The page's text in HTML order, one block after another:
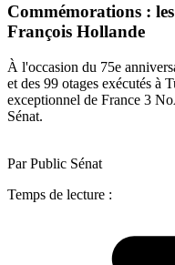
Commémorations :
François Hollande
À l'occasion du 75e
et des 99 otages exécutés à
exceptionnel de France 3
Sénat.
Par Public Sénat
Temps de lecture :